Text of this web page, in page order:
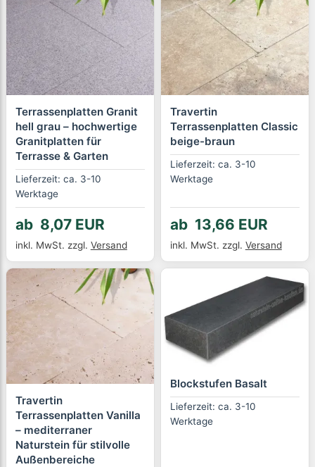
Terrassenplatten Granit
hell grau – hochwertige
Granitplatten für
Terrasse & Garten
Lieferzeit: ca. 3-10
Werktage
ab 8,07 EUR
inkl. MwSt. zzgl. Versand
Travertin
Terrassenplatten Classic
beige-braun
Lieferzeit: ca. 3-10
Werktage
ab 13,66 EUR
inkl. MwSt. zzgl. Versand
Travertin
Terrassenplatten Vanilla
– mediterraner
Naturstein für stilvolle
Außenbereiche
Blockstufen Basalt
Lieferzeit: ca. 3-10
Werktage